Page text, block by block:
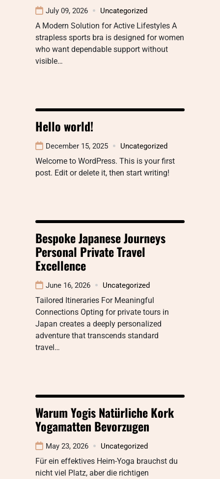
July 09, 2026 Uncategorized
A Modern Solution for Active Lifestyles A
strapless sports bra is designed for women
who want dependable support without
visible…
Hello world!
December 15, 2025 Uncategorized
Welcome to WordPress. This is your first
post. Edit or delete it, then start writing!
Bespoke Japanese Journeys
Personal Private Travel
Excellence
June 16, 2026 Uncategorized
Tailored Itineraries For Meaningful
Connections Opting for private tours in
Japan creates a deeply personalized
adventure that transcends standard
travel…
Warum Yogis Natürliche Kork
Yogamatten Bevorzugen
May 23, 2026 Uncategorized
Für ein effektives Heim-Yoga brauchst du
nicht viel Platz, aber die richtigen